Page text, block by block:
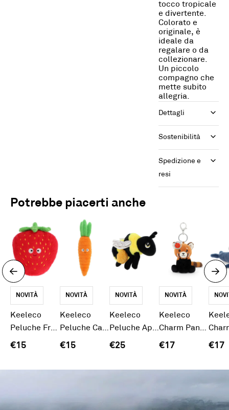
tocco tropicale
e divertente.
Colorato e
originale, è
ideale da
regalare o da
collezionare.
Un piccolo
compagno che
mette subito
allegria.
Dettagli
Sostenibilità
Spedizione e
resi
Potrebbe piacerti anche
NOVITÀ
Keeleco
Peluche Fragola 18CM
€15
NOVITÀ
Keeleco
Peluche Carota 18CM
€15
NOVITÀ
Keeleco
Peluche Ape 21CM
€25
NOVITÀ
Keeleco
Charm Panda Rosso 12CM
€17 €17